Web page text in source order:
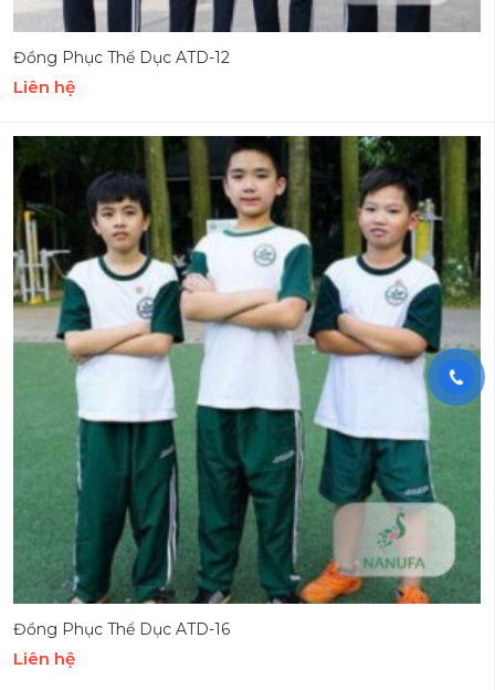
Đồng Phục Thể Dục ATD-12
Liên hệ
Đồng Phục Thể Dục ATD-16
Liên hệ